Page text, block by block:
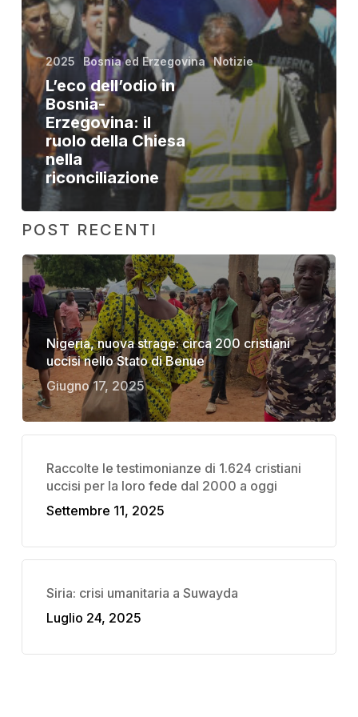
2025 Bosnia ed Erzegovina Notizie
L’eco dell’odio in
Bosnia-
Erzegovina: il
ruolo della Chiesa
nella
riconciliazione
POST RECENTI
Nigeria, nuova strage: circa 200 cristiani
uccisi nello Stato di Benue
Giugno 17, 2025
Raccolte le testimonianze di 1.624 cristiani
uccisi per la loro fede dal 2000 a oggi
Settembre 11, 2025
Siria: crisi umanitaria a Suwayda
Luglio 24, 2025